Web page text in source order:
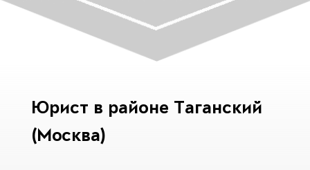
Юрист в районе Таганский
(Москва)